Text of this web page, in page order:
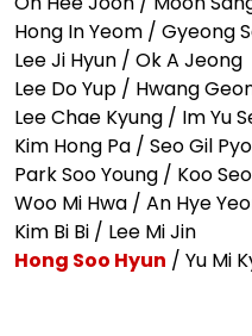
Hong In Yeom / Gyeong
Lee Ji Hyun / Ok A Jeong
Lee Do Yup / Hwang
Lee Chae Kyung / Im Yu
Kim Hong Pa / Seo Gil Pyo
Park Soo Young / Koo
Woo Mi Hwa / An Hye
Kim Bi Bi / Lee Mi Jin
Hong Soo Hyun / Yu Mi